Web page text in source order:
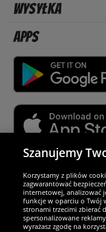
Wysyłka
Apps
Partnerzy i
Szanujemy
Korzystamy z plików
zagwarantować
internetowej, analizować
funkcje w oparciu o Twój
stronami trzecimi zbierać
spersonalizowane
wyrażasz zgodę na